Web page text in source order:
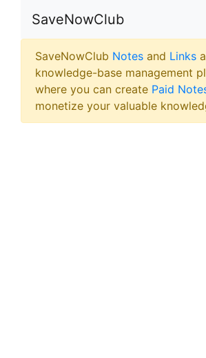
SaveNowClub
SaveNowClub Notes and Links
knowledge-base management
where you can create Paid
monetize your valuable